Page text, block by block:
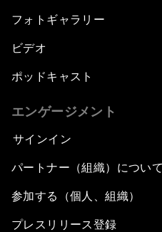
フォトギャラリー
ビデオ
ポッドキャスト
エンゲージメント
サインイン
パートナー（組織）について
参加する（個人、組織）
プレスリリース登録